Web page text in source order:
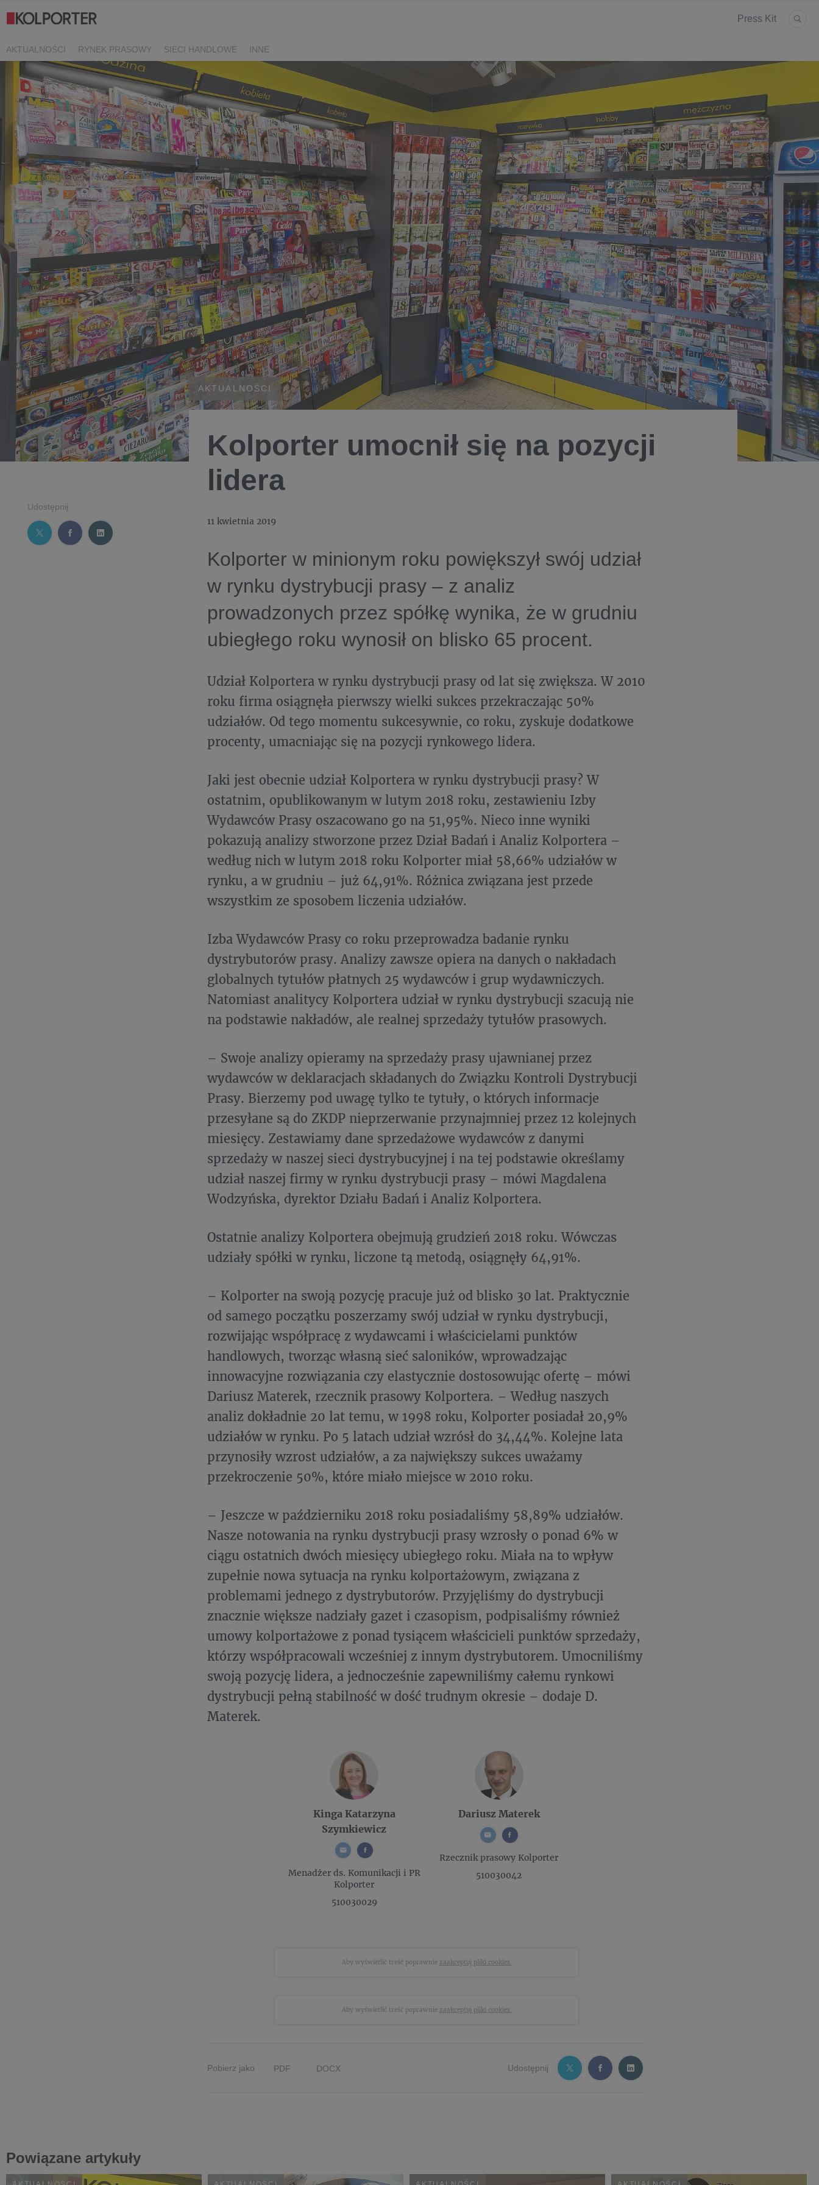
Press Kit
AKTUALNOŚCI RYNEK PRASOWY SIECI HANDLOWE INNE
Udostępnij
AKTUALNOŚCI
Kolporter umocnił się na pozycji
lidera
11 kwietnia 2019
Kolporter w minionym roku powiększył swój udział
w rynku dystrybucji prasy – z analiz
prowadzonych przez spółkę wynika, że w grudniu
ubiegłego roku wynosił on blisko 65 procent.
Udział Kolportera w rynku dystrybucji prasy od lat się zwiększa. W 2010
roku firma osiągnęła pierwszy wielki sukces przekraczając 50%
udziałów. Od tego momentu sukcesywnie, co roku, zyskuje dodatkowe
procenty, umacniając się na pozycji rynkowego lidera.
Jaki jest obecnie udział Kolportera w rynku dystrybucji prasy? W
ostatnim, opublikowanym w lutym 2018 roku, zestawieniu Izby
Wydawców Prasy oszacowano go na 51,95%. Nieco inne wyniki
pokazują analizy stworzone przez Dział Badań i Analiz Kolportera –
według nich w lutym 2018 roku Kolporter miał 58,66% udziałów w
rynku, a w grudniu – już 64,91%. Różnica związana jest przede
wszystkim ze sposobem liczenia udziałów.
Izba Wydawców Prasy co roku przeprowadza badanie rynku
dystrybutorów prasy. Analizy zawsze opiera na danych o nakładach
globalnych tytułów płatnych 25 wydawców i grup wydawniczych.
Natomiast analitycy Kolportera udział w rynku dystrybucji szacują nie
na podstawie nakładów, ale realnej sprzedaży tytułów prasowych.
– Swoje analizy opieramy na sprzedaży prasy ujawnianej przez
wydawców w deklaracjach składanych do Związku Kontroli Dystrybucji
Prasy. Bierzemy pod uwagę tylko te tytuły, o których informacje
przesyłane są do ZKDP nieprzerwanie przynajmniej przez 12 kolejnych
miesięcy. Zestawiamy dane sprzedażowe wydawców z danymi
sprzedaży w naszej sieci dystrybucyjnej i na tej podstawie określamy
udział naszej firmy w rynku dystrybucji prasy – mówi Magdalena
Wodzyńska, dyrektor Działu Badań i Analiz Kolportera.
Ostatnie analizy Kolportera obejmują grudzień 2018 roku. Wówczas
udziały spółki w rynku, liczone tą metodą, osiągnęły 64,91%.
– Kolporter na swoją pozycję pracuje już od blisko 30 lat. Praktycznie
od samego początku poszerzamy swój udział w rynku dystrybucji,
rozwijając współpracę z wydawcami i właścicielami punktów
handlowych, tworząc własną sieć saloników, wprowadzając
innowacyjne rozwiązania czy elastycznie dostosowując ofertę – mówi
Dariusz Materek, rzecznik prasowy Kolportera. – Według naszych
analiz dokładnie 20 lat temu, w 1998 roku, Kolporter posiadał 20,9%
udziałów w rynku. Po 5 latach udział wzrósł do 34,44%. Kolejne lata
przynosiły wzrost udziałów, a za największy sukces uważamy
przekroczenie 50%, które miało miejsce w 2010 roku.
– Jeszcze w październiku 2018 roku posiadaliśmy 58,89% udziałów.
Nasze notowania na rynku dystrybucji prasy wzrosły o ponad 6% w
ciągu ostatnich dwóch miesięcy ubiegłego roku. Miała na to wpływ
zupełnie nowa sytuacja na rynku kolportażowym, związana z
problemami jednego z dystrybutorów. Przyjęliśmy do dystrybucji
znacznie większe nadziały gazet i czasopism, podpisaliśmy również
umowy kolportażowe z ponad tysiącem właścicieli punktów sprzedaży,
którzy współpracowali wcześniej z innym dystrybutorem. Umocniliśmy
swoją pozycję lidera, a jednocześnie zapewniliśmy całemu rynkowi
dystrybucji pełną stabilność w dość trudnym okresie – dodaje D.
Materek.
Kinga Katarzyna
Szymkiewicz
Menadżer ds. Komunikacji i PR
Kolporter
510030029
Dariusz Materek
Rzecznik prasowy Kolporter
510030042
Aby wyświetlić treść poprawnie zaakceptuj pliki cookies.
Aby wyświetlić treść poprawnie zaakceptuj pliki cookies.
Pobierz jako PDF DOCX Udostępnij
Powiązane artykuły